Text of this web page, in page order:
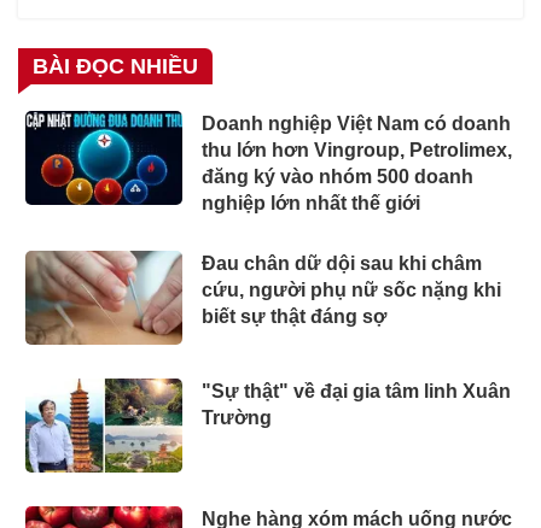
BÀI ĐỌC NHIỀU
Doanh nghiệp Việt Nam có doanh
thu lớn hơn Vingroup, Petrolimex,
đăng ký vào nhóm 500 doanh
nghiệp lớn nhất thế giới
Đau chân dữ dội sau khi châm
cứu, người phụ nữ sốc nặng khi
biết sự thật đáng sợ
"Sự thật" về đại gia tâm linh Xuân
Trường
Nghe hàng xóm mách uống nước